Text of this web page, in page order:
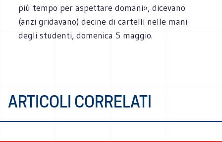
più tempo per aspettare domani», dicevano
(anzi gridavano) decine di cartelli nelle mani
degli studenti, domenica 5 maggio.
ARTICOLI CORRELATI